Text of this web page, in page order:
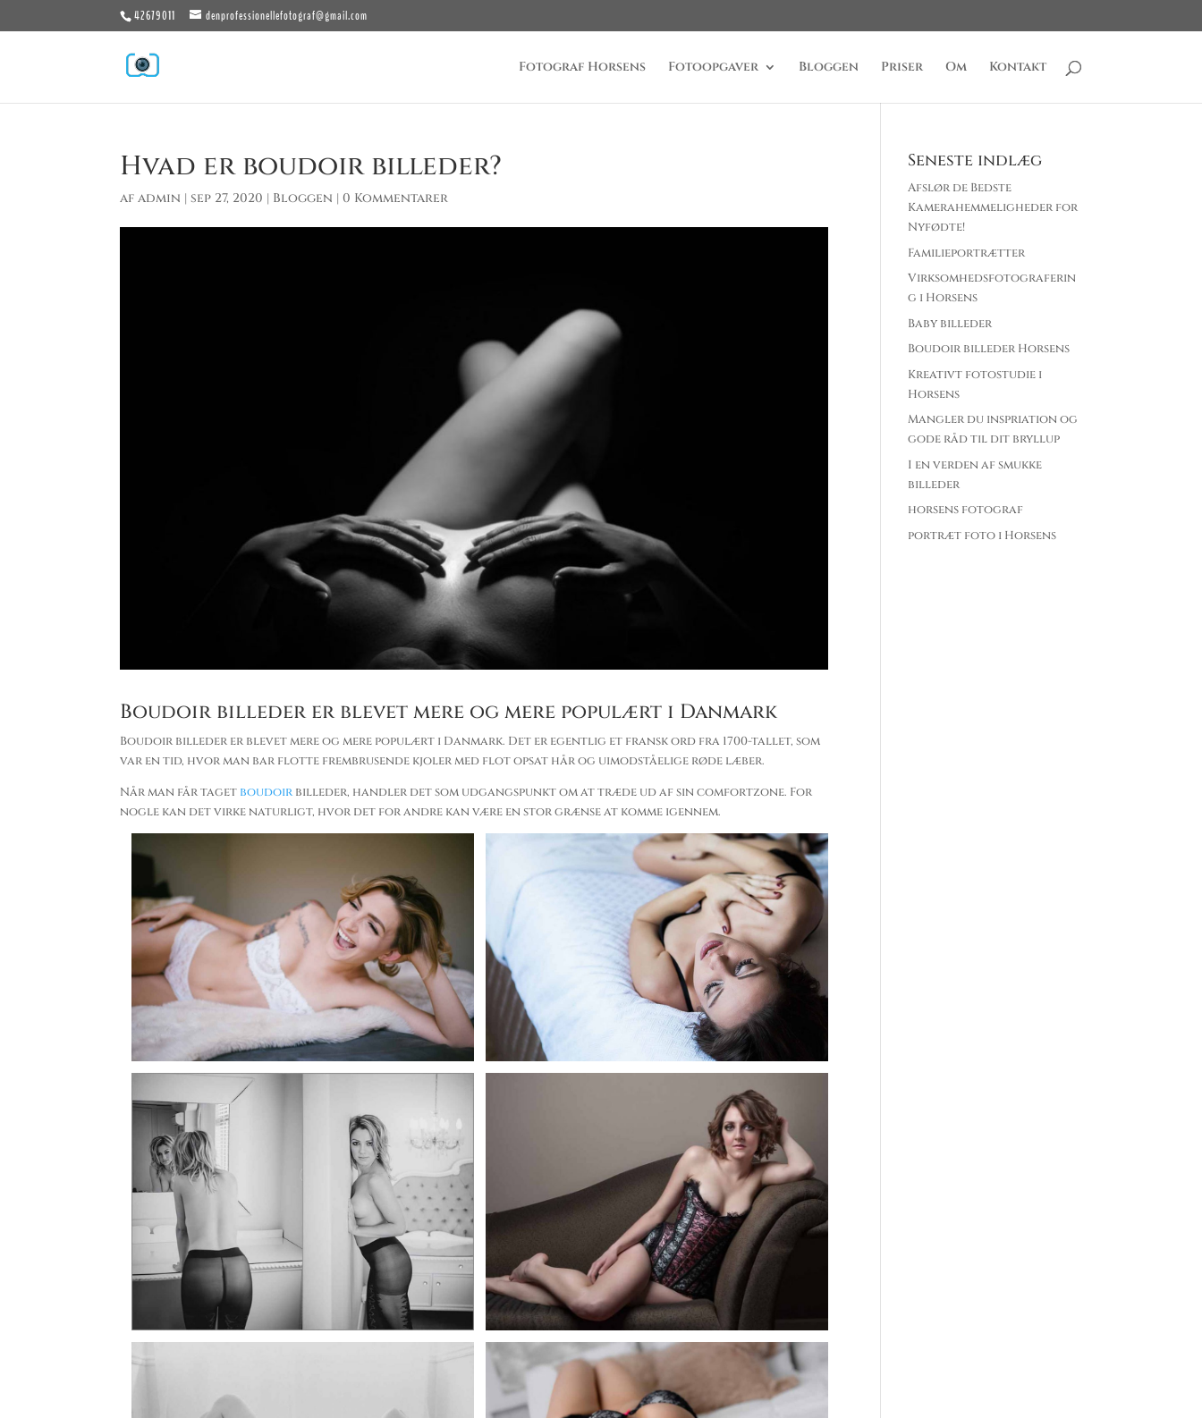
42679011 denprofessionellefotograf@gmail.com
Fotograf Horsens Fotoopgaver Bloggen Priser Om Kontakt
Hvad er boudoir billeder?
afadmin |sep 27, 2020 | Bloggen |0 Kommentarer
Boudoir billeder er blevet mere og mere populært i Danmark
Boudoir billeder er blevet mere og mere populært i Danmark. Det er egentlig et fransk ord fra 1700-tallet, som
var en tid, hvor man bar flotte frembrusende kjoler med flot opsat hår og uimodståelige røde læber.
Når man får taget boudoir billeder, handler det som udgangspunkt om at træde ud af sin comfortzone. For
nogle kan det virke naturligt, hvor det for andre kan være en stor grænse at komme igennem.
Seneste indlæg
Afslør de Bedste
Kamerahemmeligheder for
Nyfødte!
Familieportrætter
Virksomhedsfotograferin
g i Horsens
Baby billeder
Boudoir billeder Horsens
Kreativt fotostudie i
Horsens
Mangler du inspriation og
gode råd til dit bryllup
I en verden af smukke
billeder
horsens fotograf
portræt foto i Horsens